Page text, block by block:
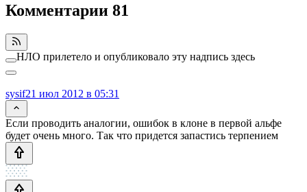
Комментарии 81
НЛО прилетело и опубликовало эту надпись здесь
sysif21 июл 2012 в 05:31
Если проводить аналогии, ошибок в клоне в первой альфе
будет очень много. Так что придется запастись терпением